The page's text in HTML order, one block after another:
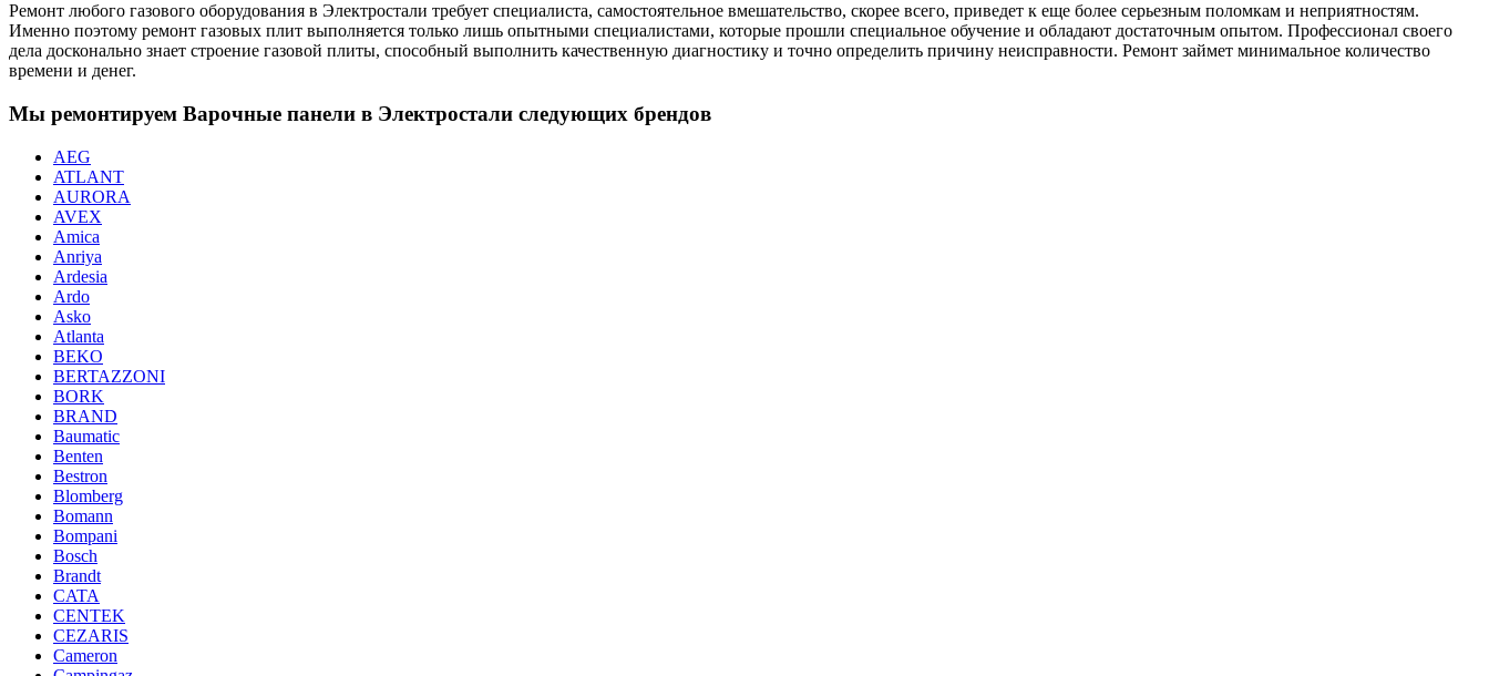
Ремонт любого газового оборудования в Электростали требует специалиста, самостоятельное вмешательство, скорее всего, приведет к еще более серьезным поломкам и неприятностям.
Именно поэтому ремонт газовых плит выполняется только лишь опытными специалистами, которые прошли специальное обучение и обладают достаточным опытом. Профессионал своего
дела досконально знает строение газовой плиты, способный выполнить качественную диагностику и точно определить причину неисправности. Ремонт займет минимальное количество
времени и денег.
Мы ремонтируем Варочные панели в Электростали следующих брендов
AEG
ATLANT
AURORA
AVEX
Amica
Anriya
Ardesia
Ardo
Asko
Atlanta
BEKO
BERTAZZONI
BORK
BRAND
Baumatic
Benten
Bestron
Blomberg
Bomann
Bompani
Bosch
Brandt
CATA
CENTEK
CEZARIS
Cameron